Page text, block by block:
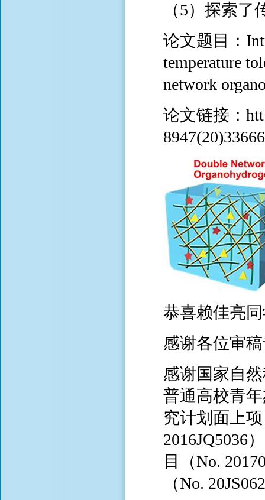
（5）探索
论文题目：
temperature
network
论文链接：
恭喜赖佳亮
感谢各位审
感谢国家自
普通高校青
究计划面上
2016JQ5036
目（No.
（No.